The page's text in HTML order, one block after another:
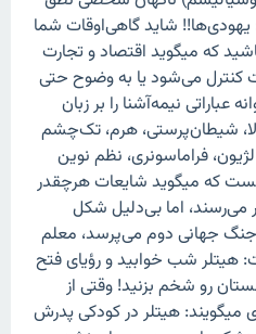
یهودی‌ها!! شاید گاهی‌اوقات شما
که میگوید اقتصاد و تجارت
کنترل می‌شود یا به وضوح حتی
عباراتی نیمه‌آشنا را بر زبان
شیطان‌پرستی، هرم، تک‌چشم
فراماسونری، نظم نوین
که میگوید شایعات هرچقدر
اما بی‌دلیل شکل
جنگ جهانی دوم می‌پرسد، معلم
هیتلر شب خوابید و رؤیای فتح
رو شخم بزنید! وقتی از
هیتلر در کودکی پدرش